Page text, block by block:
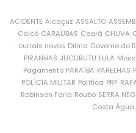
ACIDENTE Alcaçuz ASSALTO
Caicó CARAÚBAS Ceará CHUVA
currais novos Dilma Governo do
PIRANHAS JUCURUTU LULA
Pagamento PARAÍBA PARELHAS
POLÍCIA MILITAR Política PRF
Robinson Faria Roubo SERRA
Costa Água